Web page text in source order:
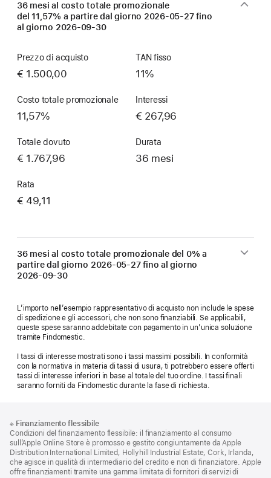
36 mesi al costo totale promozionale
del 11,57% a partire dal giorno 2026-05-27fino
al giorno 2026-09-30
Prezzo di acquisto
€ 1.500,00
TAN fisso
11%
Costo totale promozionale
11,57%
Interessi
€ 267,96
Totale dovuto
€ 1.767,96
Durata
36 mesi
Rata
€ 49,11
36 mesi al costo totale promozionale del 0% a
partire dal giorno 2026-05-27fino al giorno
2026-09-30
L’importo nell’esempio rappresentativo di acquisto non include le spese
di spedizione e gli accessori, che non sono finanziabili. Se applicabili,
queste spese saranno addebitate con pagamento in un’unica soluzione
tramite Findomestic.
I tassi di interesse mostrati sono i tassi massimi possibili. In conformità
con la normativa in materia di tassi di usura, ti potrebbero essere offerti
tassi di interesse inferiori in base al totale del tuo ordine. I tassi finali
saranno forniti da Findomestic durante la fase di richiesta.
di
pagina
a
piè
di
pagina
※ Finanziamento flessibile
Condizioni del finanziamento flessibile: il finanziamento al consumo
sull’Apple Online Store è promosso e gestito congiuntamente da Apple
Distribution International Limited, Hollyhill Industrial Estate, Cork, Irlanda,
che agisce in qualità di intermediario del credito e non di finanziatore. Apple
offre finanziamenti tramite una gamma limitata di fornitori di servizi di